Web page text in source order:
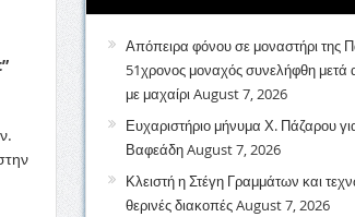
Απόπειρα φόνου σε μοναστήρι της
51χρονος μοναχός συνελήφθη μετά
με μαχαίριAugust 7, 2026
Ευχαριστήριο μήνυμα Χ. Πάζαρου
ΒαφεάδηAugust 7, 2026
Κλειστή η Στέγη Γραμμάτων και
θερινές διακοπέςAugust 7, 2026